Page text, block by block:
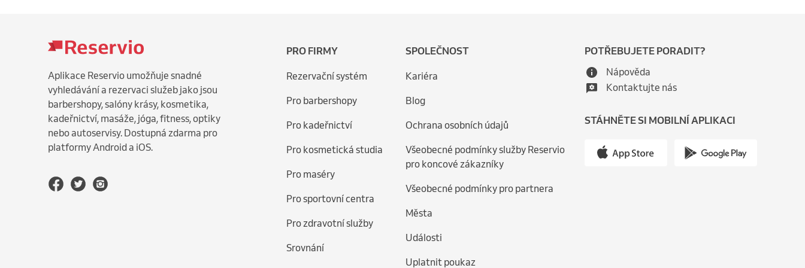
Aplikace Reservio umožňuje snadné
vyhledávání a rezervaci služeb jako jsou
barbershopy, salóny krásy, kosmetika,
kadeřnictví, masáže, jóga, fitness, optiky
nebo autoservisy. Dostupná zdarma pro
platformy Android a iOS.
PRO FIRMY
Rezervační systém
Pro barbershopy
Pro kadeřnictví
Pro kosmetická studia
Pro maséry
Pro sportovní centra
Pro zdravotní služby
Srovnání
SPOLEČNOST
Kariéra
Blog
Ochrana osobních údajů
Všeobecné podmínky služby Reservio
pro koncové zákazníky
Všeobecné podmínky pro partnera
Města
Události
Uplatnit poukaz
POTŘEBUJETE PORADIT?
Nápověda
Kontaktujte nás
STÁHNĚTE SI MOBILNÍ APLIKACI